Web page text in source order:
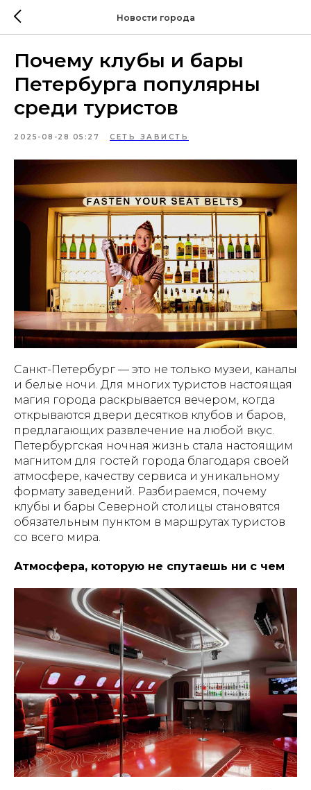
Новости города
Почему клубы и бары
Петербурга популярны
среди туристов
2025-08-28 05:27 СЕТЬ ЗАВИСТЬ
Санкт-Петербург — это не только музеи, каналы
и белые ночи. Для многих туристов настоящая
магия города раскрывается вечером, когда
открываются двери десятков клубов и баров,
предлагающих развлечение на любой вкус.
Петербургская ночная жизнь стала настоящим
магнитом для гостей города благодаря своей
атмосфере, качеству сервиса и уникальному
формату заведений. Разбираемся, почему
клубы и бары Северной столицы становятся
обязательным пунктом в маршрутах туристов
со всего мира.
Атмосфера, которую не спутаешь ни с чем